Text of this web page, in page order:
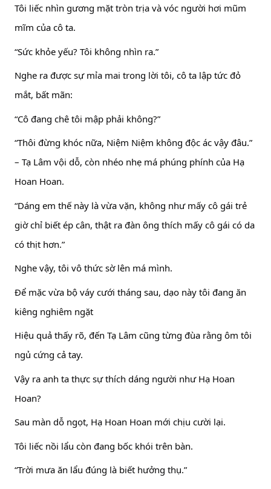
Tôi liếc nhìn gương mặt tròn trịa và vóc người hơi mũm
mĩm của cô ta.
“Sức khỏe yếu? Tôi không nhìn ra.”
Nghe ra được sự mỉa mai trong lời tôi, cô ta lập tức đỏ
mắt, bất mãn:
“Cô đang chê tôi mập phải không?”
“Thôi đừng khóc nữa, Niệm Niệm không độc ác vậy đâu.”
– Tạ Lâm vội dỗ, còn nhéo nhẹ má phúng phính của Hạ
Hoan Hoan.
“Dáng em thế này là vừa vặn, không như mấy cô gái trẻ
giờ chỉ biết ép cân, thật ra đàn ông thích mấy cô gái có da
có thịt hơn.”
Nghe vậy, tôi vô thức sờ lên má mình.
Để mặc vừa bộ váy cưới tháng sau, dạo này tôi đang ăn
kiêng nghiêm ngặt
Hiệu quả thấy rõ, đến Tạ Lâm cũng từng đùa rằng ôm tôi
ngủ cứng cả tay.
Vậy ra anh ta thực sự thích dáng người như Hạ Hoan
Hoan?
Sau màn dỗ ngọt, Hạ Hoan Hoan mới chịu cười lại.
Tôi liếc nồi lẩu còn đang bốc khói trên bàn.
“Trời mưa ăn lẩu đúng là biết hưởng thụ.”